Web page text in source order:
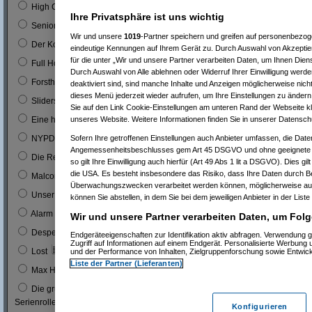
High Chaparal
Seniorenclub
Der Kopfgeldjäger (mit Steve McQueen)
Full House (mitn Joe Bologna) 0
Forsthaus Falkenau 0
Sliders 1 0 %
Eine himmlische Familie 1 0 %
NYPD Blue 0
Die Rettungsflieger 0
Malcom 9 3 %
Unser Charly 0
Alarm für Cobra 11 0
Desperate Housewives 1 %
Lost 7 3 %
Max Headroom
Die grüne Hornisse (Bruce Lee´s erste
Serienrolle...)
0
Ihre Privatsphäre ist uns wichtig
Wir und unsere 1019-Partner speichern und greifen auf
eindeutige Kennungen auf Ihrem Gerät zu. Durch Auswahl von
für die unter „Wir und unsere Partner verarbeiten Daten, um Ihnen
Durch Auswahl von Alle ablehnen oder Widerruf Ihrer Einwilligung
deaktiviert sind, sind manche Inhalte und Anzeigen möglicherweise
dieses Menü jederzeit wieder aufrufen, um Ihre Einstellungen zu
Sie auf den Link Cookie-Einstellungen am unteren Rand der Webseite
unseres Website. Weitere Informationen finden Sie in unserer
Sofern Ihre getroffenen Einstellungen auch Anbieter umfassen, die
Angemessenheitsbeschlusses gem Art 45 DSGVO und ohne
so gilt Ihre Einwilligung auch hierfür (Art 49 Abs 1 lit a DSGVO). Dies
die USA. Es besteht insbesondere das Risiko, dass Ihre Daten durch
Überwachungszwecken verarbeitet werden können, möglicherweise
können Sie abstellen, in dem Sie bei dem jeweiligen Anbieter in der
Wir und unsere Partner verarbeiten Daten, um
Endgeräteeigenschaften zur Identifikation aktiv abfragen. Verwendung
Zugriff auf Informationen auf einem Endgerät. Personalisierte Werbung
und der Performance von Inhalten, Zielgruppenforschung sowie
Liste der Partner (Lieferanten)
Konfigurieren